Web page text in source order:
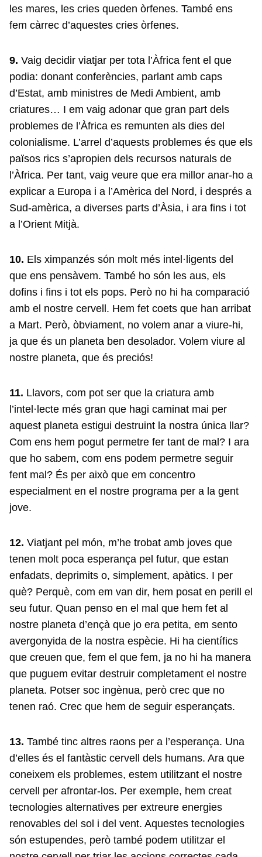
les mares, les cries queden òrfenes. També ens
fem càrrec d’aquestes cries òrfenes.
9. Vaig decidir viatjar per tota l’Àfrica fent el que
podia: donant conferències, parlant amb caps
d’Estat, amb ministres de Medi Ambient, amb
criatures… I em vaig adonar que gran part dels
problemes de l’Àfrica es remunten als dies del
colonialisme. L’arrel d’aquests problemes és que els
països rics s’apropien dels recursos naturals de
l’Àfrica. Per tant, vaig veure que era millor anar-ho a
explicar a Europa i a l’Amèrica del Nord, i després a
Sud-amèrica, a diverses parts d’Àsia, i ara fins i tot
a l’Orient Mitjà.
10. Els ximpanzés són molt més intel·ligents del
que ens pensàvem. També ho són les aus, els
dofins i fins i tot els pops. Però no hi ha comparació
amb el nostre cervell. Hem fet coets que han arribat
a Mart. Però, òbviament, no volem anar a viure-hi,
ja que és un planeta ben desolador. Volem viure al
nostre planeta, que és preciós!
11. Llavors, com pot ser que la criatura amb
l’intel·lecte més gran que hagi caminat mai per
aquest planeta estigui destruint la nostra única llar?
Com ens hem pogut permetre fer tant de mal? I ara
que ho sabem, com ens podem permetre seguir
fent mal? És per això que em concentro
especialment en el nostre programa per a la gent
jove.
12. Viatjant pel món, m’he trobat amb joves que
tenen molt poca esperança pel futur, que estan
enfadats, deprimits o, simplement, apàtics. I per
què? Perquè, com em van dir, hem posat en perill el
seu futur. Quan penso en el mal que hem fet al
nostre planeta d’ençà que jo era petita, em sento
avergonyida de la nostra espècie. Hi ha científics
que creuen que, fem el que fem, ja no hi ha manera
que puguem evitar destruir completament el nostre
planeta. Potser soc ingènua, però crec que no
tenen raó. Crec que hem de seguir esperançats.
13. També tinc altres raons per a l’esperança. Una
d’elles és el fantàstic cervell dels humans. Ara que
coneixem els problemes, estem utilitzant el nostre
cervell per afrontar-los. Per exemple, hem creat
tecnologies alternatives per extreure energies
renovables del sol i del vent. Aquestes tecnologies
són estupendes, però també podem utilitzar el